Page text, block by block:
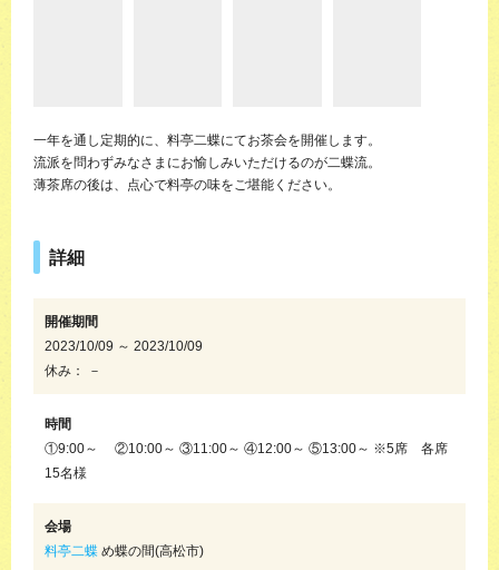
一年を通し定期的に、料亭二蝶にてお茶会を開催します。
流派を問わずみなさまにお愉しみいただけるのが二蝶流。
薄茶席の後は、点心で料亭の味をご堪能ください。
詳細
開催期間
2023/10/09 ～ 2023/10/09
休み： －
時間
①9:00～ ②10:00～ ③11:00～ ④12:00～ ⑤13:00～ ※5席 各席
15名様
会場
料亭二蝶 め蝶の間(高松市)